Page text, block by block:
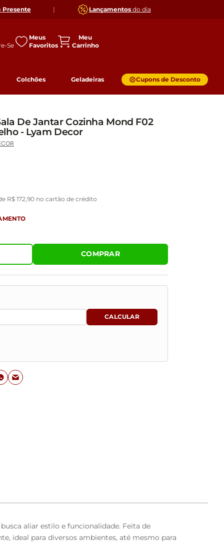
Presente | Lançamentosdo dia
Meus
Favoritos
Colchões Geladeiras Cupons de Desconto
De Jantar Cozinha Mond F02
- Lyam Decor
R$ 172 90 no cartão de crédito
COMPRAR
aliar estilo e funcionalidade. Feita de
ideal para diversos ambientes, até mesmo para